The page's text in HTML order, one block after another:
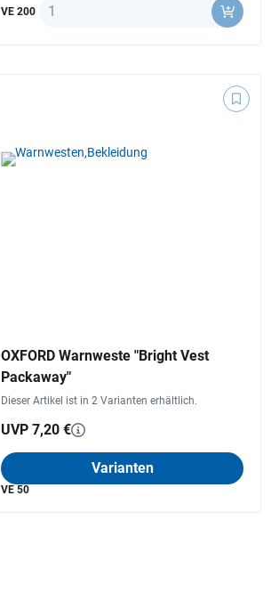
VE 200 Anzahl
OXFORD Warnweste "Bright Vest
Packaway"
Dieser Artikel ist in 2 Varianten erhältlich.
UVP 7,20 €
Varianten
VE 50